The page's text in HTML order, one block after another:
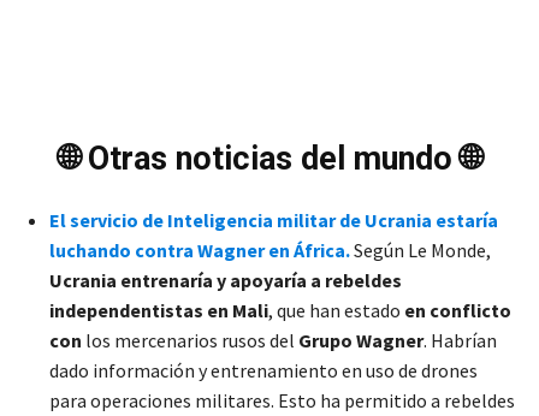
🌐 Otras noticias del mundo 🌐
El servicio de Inteligencia militar de Ucrania estaría
luchando contra Wagner en África.Según Le Monde,
Ucrania entrenaría y apoyaría a rebeldes
independentistas en Mali, que han estado en conflicto
con los mercenarios rusos del Grupo Wagner. Habrían
dado información y entrenamiento en uso de drones
para operaciones militares. Esto ha permitido a rebeldes